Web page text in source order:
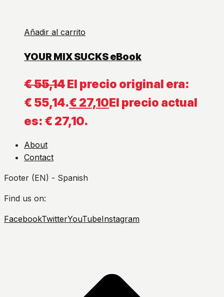
Añadir al carrito
YOUR MIX SUCKS eBook
€55,14El precio original era:
€ 55,14.€ 27,10El precio actual
es: € 27,10.
About
Contact
Footer (EN) - Spanish
Find us on:
FacebookTwitterYouTubeInstagram